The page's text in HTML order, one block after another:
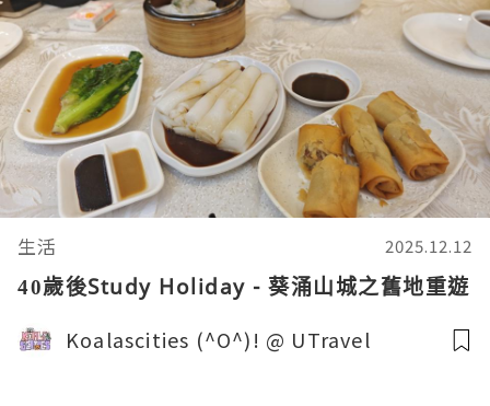
生活 2025.12.12
40歲後Study Holiday - 葵涌山城之舊地重遊
Koalascities (^O^)! @ UTravel